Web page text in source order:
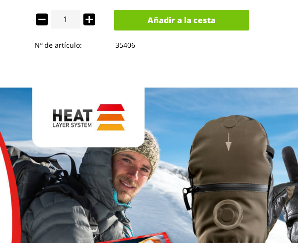
Añadir a la cesta
Nº de artículo: 35406